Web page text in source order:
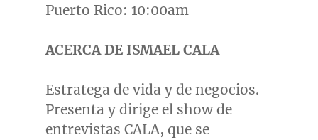
Puerto Rico: 10:00am
ACERCA DE ISMAEL CALA
Estratega de vida y de negocios.
Presenta y dirige el show de
entrevistas CALA, que se